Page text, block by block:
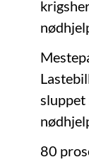
sluppet
80